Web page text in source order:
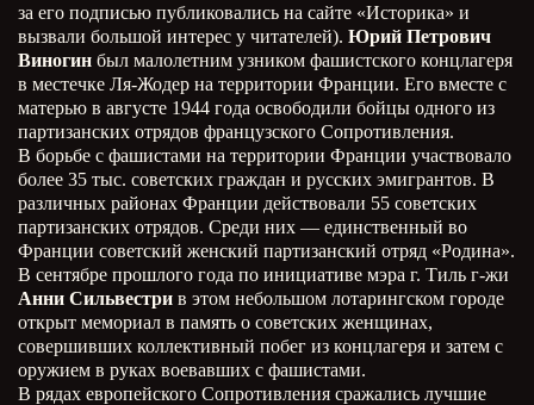
за его подписью публиковались на сайте «Историка» и
вызвали большой интерес у читателей). Юрий Петрович
Виногин был малолетним узником фашистского концлагеря
в местечке Ля-Жодер на территории Франции. Его вместе с
матерью в августе 1944 года освободили бойцы одного из
партизанских отрядов французского Сопротивления.
В борьбе с фашистами на территории Франции участвовало
более 35 тыс. советских граждан и русских эмигрантов. В
различных районах Франции действовали 55 советских
партизанских отрядов. Среди них — единственный во
Франции советский женский партизанский отряд «Родина».
В сентябре прошлого года по инициативе мэра г. Тиль г-жи
Анни Сильвестри в этом небольшом лотарингском городе
открыт мемориал в память о советских женщинах,
совершивших коллективный побег из концлагеря и затем с
оружием в руках воевавших с фашистами.
В рядах европейского Сопротивления сражались лучшие